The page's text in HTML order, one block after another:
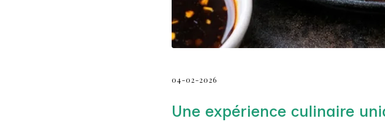
04-02-2026
Une expérience culinaire